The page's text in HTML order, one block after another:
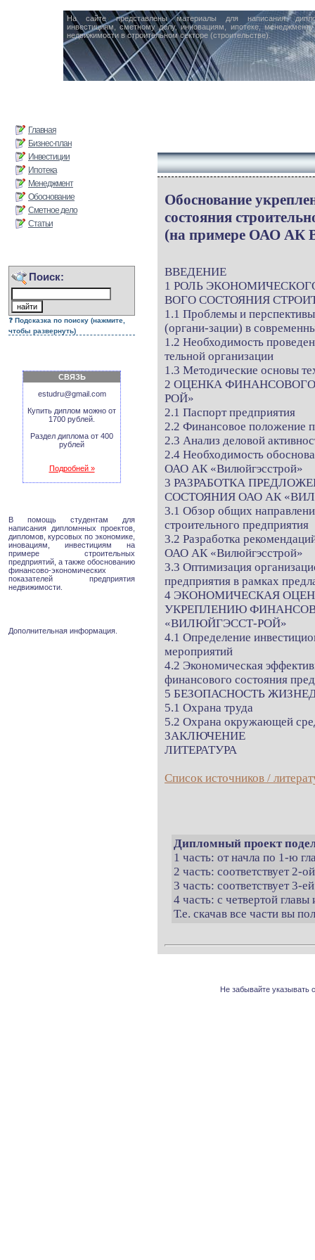
На сайте представлены материалы для написания
инвестициям, сметному делу, инновациям, ипотеке,
недвижимости в строительном секторе (строительстве).
Главная
Бизнес-план
Инвестиции
Ипотека
Менеджмент
Обоснование
Сметное дело
Статьи
Поиск:
Подсказка по поиску (нажмите,
чтобы развернуть)
СВЯЗЬ
estudru@gmail.com
Купить диплом можно от
1700 рублей.
Раздел диплома от 400
рублей
Подробней »
В помощь студентам для
написания дипломнных проектов,
дипломов, курсовых по экономике,
иновациям, инвестициям на
примере строительных
предприятий, а также обоснованию
финансово-экономических
показателей предприятия
недвижимости.
Дополнительная информация.
Обоснование
состояния
(на примере ОАО АК
ВВЕДЕНИЕ
1 РОЛЬ
ВОГО СОСТОЯНИЯ
1.1 Проблемы и перспективы
(органи-зации) в
1.2 Необходимость
тельной организации
1.3 Методические основы
2 ОЦЕНКА
РОЙ»
2.1 Паспорт предприятия
2.2 Финансовое положение
2.3 Анализ деловой
2.4 Необходимость
ОАО АК «Вилюйгэсстрой»
3 РАЗРАБОТКА
СОСТОЯНИЯ ОАО АК
3.1 Обзор общих
строительного предприятия
3.2 Разработка
ОАО АК «Вилюйгэсстрой»
3.3 Оптимизация
предприятия в рамках
4 ЭКОНОМИЧЕСКАЯ
УКРЕПЛЕНИЮ
«ВИЛЮЙГЭССТ-РОЙ»
4.1 Определение
мероприятий
4.2 Экономическая
финансового состояния
5 БЕЗОПАСНОСТЬ
5.1 Охрана труда
5.2 Охрана окружающей
ЗАКЛЮЧЕНИЕ
ЛИТЕРАТУРА
Список источников /
Дипломный проект
1 часть: от начла по 1-ю
2 часть: соответствует 2-
3 часть: соответствует 3-
4 часть: с четвертой
Т.е. скачав все части вы
Не забывайте указывать